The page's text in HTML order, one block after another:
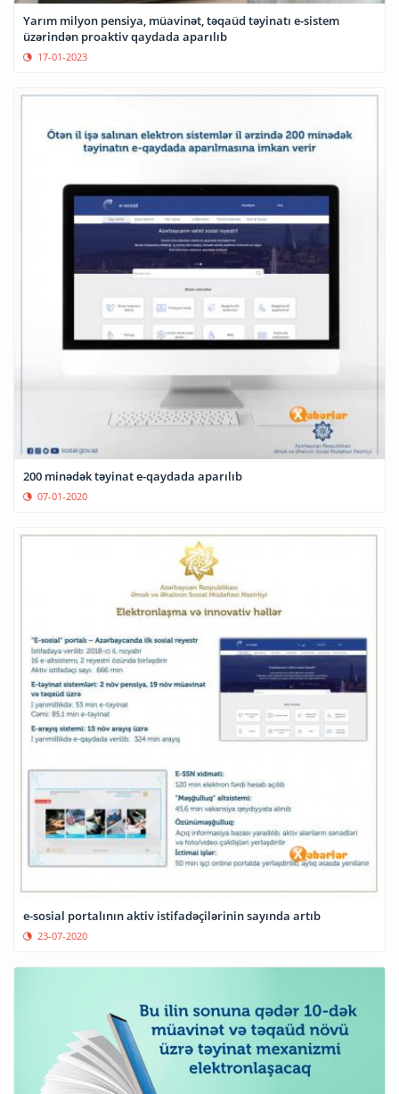
Yarım milyon pensiya, müavinət, təqaüd təyinatı e-sistem
üzərindən proaktiv qaydada aparılıb
17-01-2023
200 minədək təyinat e-qaydada aparılıb
07-01-2020
e-sosial portalının aktiv istifadəçilərinin sayında artıb
23-07-2020